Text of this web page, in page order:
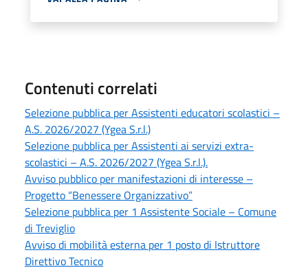
Contenuti correlati
Selezione pubblica per Assistenti educatori scolastici –
A.S. 2026/2027 (Ygea S.r.l.)
Selezione pubblica per Assistenti ai servizi extra-
scolastici – A.S. 2026/2027 (Ygea S.r.l.).
Avviso pubblico per manifestazioni di interesse –
Progetto “Benessere Organizzativo”
Selezione pubblica per 1 Assistente Sociale – Comune
di Treviglio
Avviso di mobilità esterna per 1 posto di Istruttore
Direttivo Tecnico